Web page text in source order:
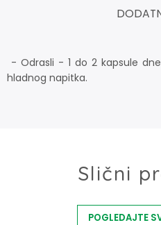
- Odrasli - 1 do 2 kapsule
hladnog napitka.
Slični
POGLEDAJTE